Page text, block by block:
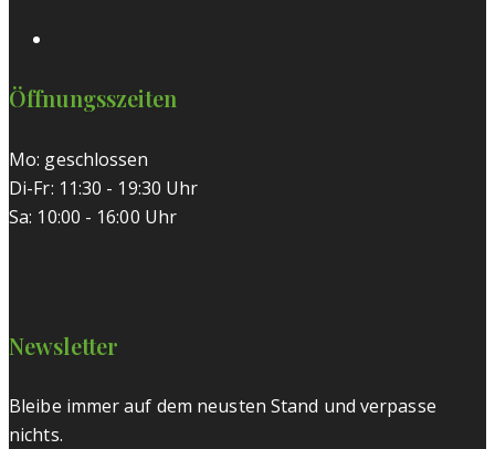
Öffnungsszeiten
Mo: geschlossen
Di-Fr: 11:30 - 19:30 Uhr
Sa: 10:00 - 16:00 Uhr
Newsletter
Bleibe immer auf dem neusten Stand und verpasse
nichts.